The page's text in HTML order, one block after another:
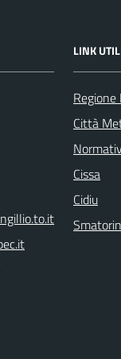
LINK
Città
Cissa
Cidiu